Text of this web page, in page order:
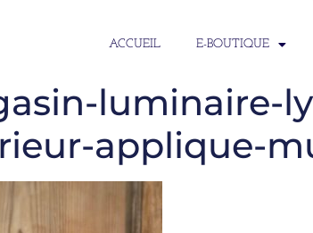
ACCUEIL E-BOUTIQUE
luminaire-
applique-